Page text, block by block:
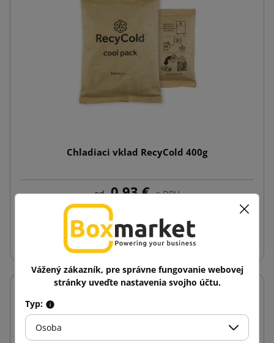
Chladiaci vklad RecyCold 400g
od 0,93 € s DPH
Vložiť do košíka
Vážený zákazník, pre správne fungovanie webovej
stránky uveďte nastavenia svojho účtu.
Typ:
Osoba